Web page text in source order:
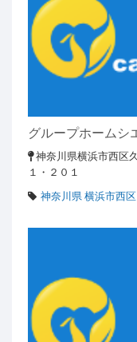
グループホームシ
神奈川県横浜市西区
１・２０１
神奈川県 横浜市西区